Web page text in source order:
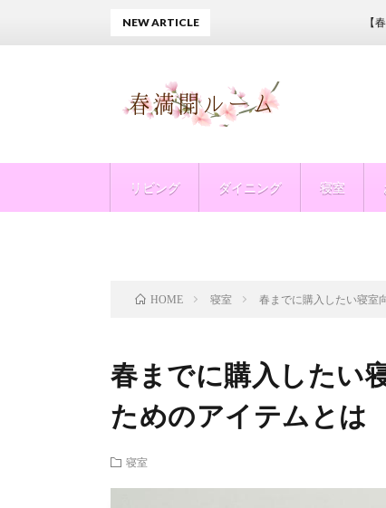
リビング ダイニング 寝室
NEW ARTICLE 【春の新
HOME 寝室 春までに購入したい寝室
春までに購入したい
ためのアイテムとは
寝室